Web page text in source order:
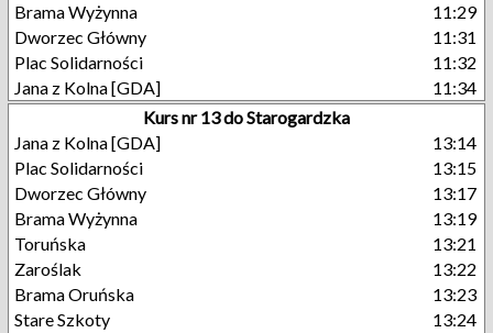
Brama Wyżynna
11:29
Dworzec Główny
11:31
Plac Solidarności
11:32
Jana z Kolna [GDA]
11:34
Kurs nr 13 do Starogardzka
Jana z Kolna [GDA]
13:14
Plac Solidarności
13:15
Dworzec Główny
13:17
Brama Wyżynna
13:19
Toruńska
13:21
Zaroślak
13:22
Brama Oruńska
13:23
Stare Szkoty
13:24